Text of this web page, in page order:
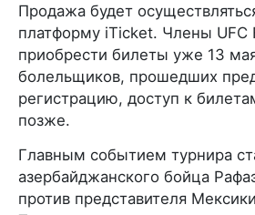
Продажа будет
платформу iTicket. Члены UFC
приобрести билеты уже 13
болельщиков, прошедших
регистрацию, доступ к
позже.
Главным событием турнира
азербайджанского бойца
против представителя